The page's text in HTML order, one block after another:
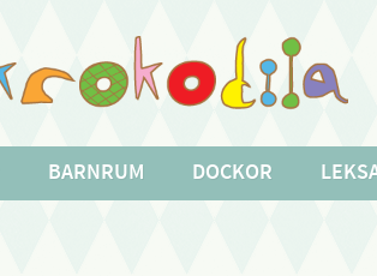
BARNRUM DOCKOR